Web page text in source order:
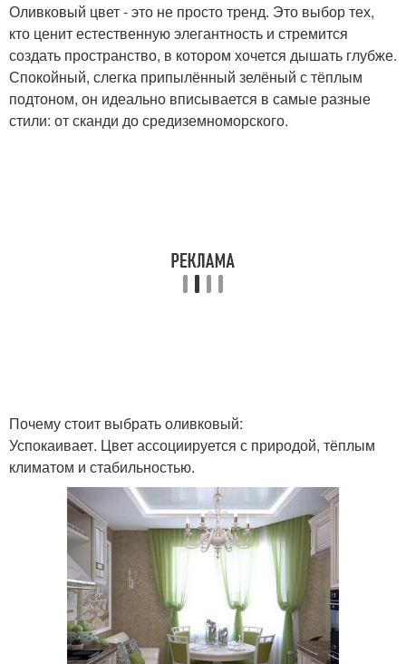
Оливковый цвет - это не просто тренд. Это выбор тех,
кто ценит естественную элегантность и стремится
создать пространство, в котором хочется дышать глубже.
Спокойный, слегка припылённый зелёный с тёплым
подтоном, он идеально вписывается в самые разные
стили: от сканди до средиземноморского.
Почему стоит выбрать оливковый:
Успокаивает. Цвет ассоциируется с природой, тёплым
климатом и стабильностью.